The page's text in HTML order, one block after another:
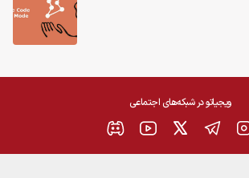
ویجیاتو در شبکه‌های اجتماعی